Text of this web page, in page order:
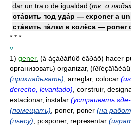
dar un trato de igualdad (тк. о людях
ста́вить под уда́р — exponer a
ста́вить па́лки в колёса — poner
* * *
v
1) gener. (â àçàðáñúõ èãðàõ) hacer
организовать) organizar,
(прикладывать) , arreglar, colocar
derecho, levantado) , construir,
estacionar, instalar (устраивать
(помещать) , poner, poner (на
(пьесу) , posponer, representar